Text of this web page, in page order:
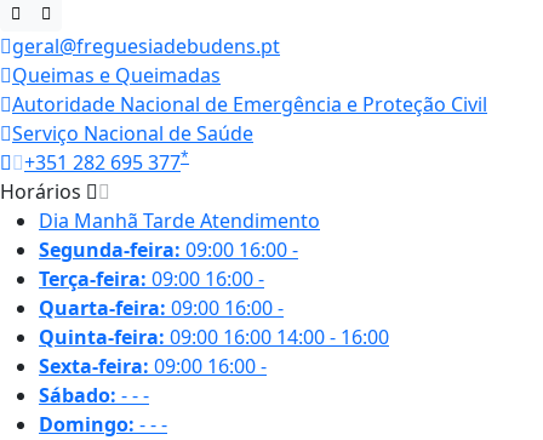
geral@freguesiadebudens.pt
Queimas e Queimadas
Autoridade Nacional de Emergência e Proteção Civil
Serviço Nacional de Saúde
+351 282 695 377*
Horários
Dia Manhã TardeAtendimento
Segunda-feira: 09:00 16:00-
Terça-feira: 09:00 16:00-
Quarta-feira: 09:00 16:00-
Quinta-feira: 09:00 16:00 14:00 - 16:00
Sexta-feira: 09:00 16:00-
Sábado: ---
Domingo: ---